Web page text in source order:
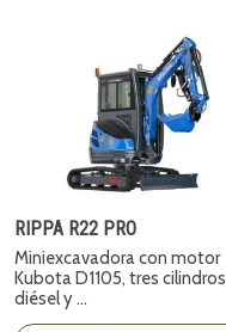
RIPPA R22 PRO
Miniexcavadora con motor
Kubota D1105, tres
diésel y ...